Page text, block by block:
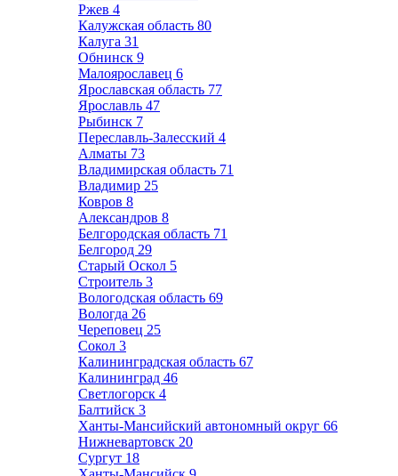
Ржев 4
Калужская область 80
Калуга 31
Обнинск 9
Малоярославец 6
Ярославская область 77
Ярославль 47
Рыбинск 7
Переславль-Залесский 4
Алматы 73
Владимирская область 71
Владимир 25
Ковров 8
Александров 8
Белгородская область 71
Белгород 29
Старый Оскол 5
Строитель 3
Вологодская область 69
Вологда 26
Череповец 25
Сокол 3
Калининградская область 67
Калининград 46
Светлогорск 4
Балтийск 3
Ханты-Мансийский автономный округ 66
Нижневартовск 20
Сургут 18